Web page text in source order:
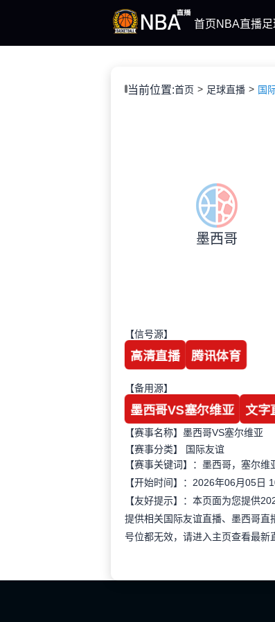
首页NBA直播
当前位置:首页 足球直播 国
墨西哥
【信号源】
高清直播 腾讯体育
【备用源】
墨西哥VS塞尔维亚 文字
【赛事名称】墨西哥VS塞尔维亚
【赛事分类】
国际友谊
【赛事关键词】：墨西哥，塞尔
【开始时间】：2026年06月05日
【友好提示】：本页面为您提供
提供相关国际友谊直播、墨西哥
号位都无效，请进入主页查看最新